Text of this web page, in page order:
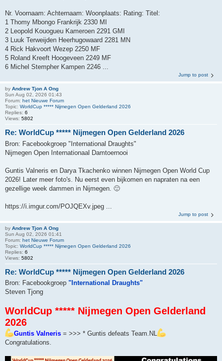
Nr. Voornaam: Achternaam: Woonplaats: Rating: Titel:
1 Thomy Mbongo Frankrijk 2330 MI
2 Leopold Kouogueu Kameroen 2291 GMI
3 Luuk Terweijden Heerhugowaard 2281 MN
4 Rick Hakvoort Wezep 2250 MF
5 Roland Kreeft Hoogeveen 2249 MF
6 Michel Stempher Kampen 2246 ...
Jump to post
by Andrew Tjon A Ong
Sun Aug 02, 2026 01:43
Forum: het Nieuwe Forum
Topic: WorldCup ***** Nijmegen Open Gelderland 2026
Replies: 6
Views: 5802
Re: WorldCup ***** Nijmegen Open Gelderland 2026
Bron: Facebookgroep "International Draughts"
Nijmegen Open Internationaal Damtoernooi
Guntis Valneris en Darya Tkachenko winnen Nijmegen Open World Cup
2026! Later meer foto's. Nu eerst even bijkomen en napraten na een
gezellige week dammen in Nijmegen. 🙂
https://i.imgur.com/POJQEXv.jpeg ...
Jump to post
by Andrew Tjon A Ong
Sun Aug 02, 2026 01:41
Forum: het Nieuwe Forum
Topic: WorldCup ***** Nijmegen Open Gelderland 2026
Replies: 6
Views: 5802
Re: WorldCup ***** Nijmegen Open Gelderland 2026
Bron: Facebookgroep "International Draughts"
Steven Tjong
WorldCup ***** Nijmegen Open Gelderland
2026
Guntis Valneris = >>> * Guntis defeats Team.NL
Congratulations.